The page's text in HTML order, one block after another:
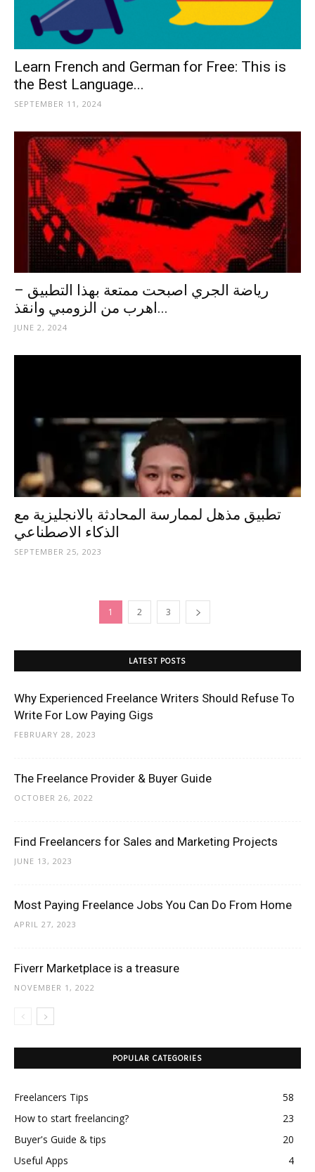
Learn French and German for Free: This is
the Best Language...
SEPTEMBER 11, 2024
رياضة الجري اصبحت ممتعة بهذا التطبيق –
اهرب من الزومبي وانقذ...
JUNE 2, 2024
تطبيق مذهل لممارسة المحادثة بالانجليزية مع
الذكاء الاصطناعي
SEPTEMBER 25, 2023
1 2 3
LATEST POSTS
Why Experienced Freelance Writers Should Refuse To
Write For Low Paying Gigs
FEBRUARY 28, 2023
The Freelance Provider & Buyer Guide
OCTOBER 26, 2022
Find Freelancers for Sales and Marketing Projects
JUNE 13, 2023
Most Paying Freelance Jobs You Can Do From Home
APRIL 27, 2023
Fiverr Marketplace is a treasure
NOVEMBER 1, 2022
POPULAR CATEGORIES
Freelancers Tips
58
How to start freelancing?
23
Buyer's Guide & tips
20
Useful Apps
4